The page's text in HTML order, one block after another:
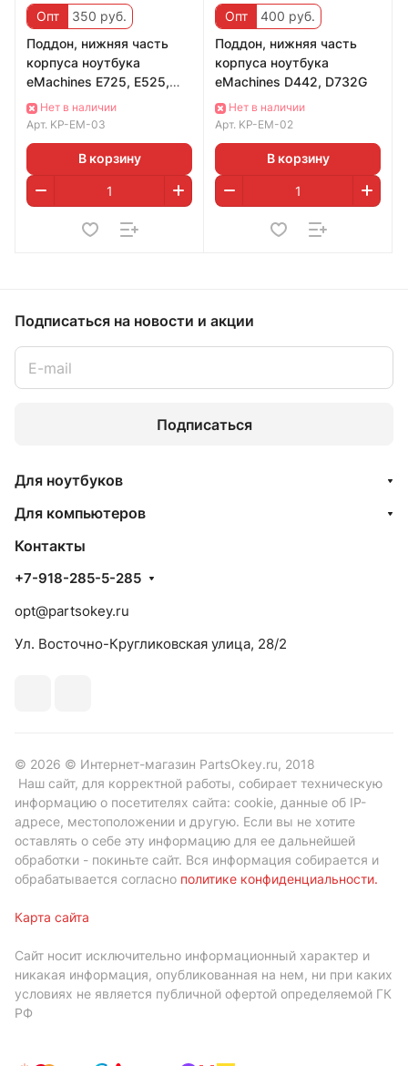
Опт
350 руб.
Поддон, нижняя часть
корпуса ноутбука
eMachines E725, E525,
E430 AP06R000400 БУ
Нет в наличии
Арт. KP-EM-03
В корзину
Опт
400 руб.
Поддон, нижняя часть
корпуса ноутбука
eMachines D442, D732G
Нет в наличии
Арт. KP-EM-02
В корзину
Подписаться на новости и акции
Подписаться
Для ноутбуков
Для компьютеров
Контакты
+7-918-285-5-285
opt@partsokey.ru
Ул. Восточно-Кругликовская улица, 28/2
© 2026 © Интернет-магазин PartsOkey.ru, 2018
Наш сайт, для корректной работы, собирает техническую
информацию о посетителях сайта: cookie, данные об IP-
адресе, местоположении и другую. Если вы не хотите
оставлять о себе эту информацию для ее дальнейшей
обработки - покиньте сайт. Вся информация собирается и
обрабатывается согласно политике конфиденциальности.
Карта сайта
Сайт носит исключительно информационный характер и
никакая информация, опубликованная на нем, ни при каких
условиях не является публичной офертой определяемой ГК
РФ